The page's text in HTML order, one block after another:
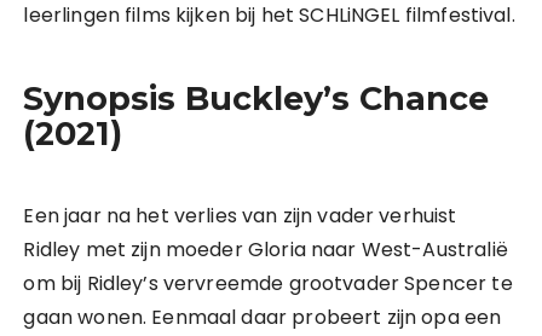
leerlingen films kijken bij het SCHLiNGEL filmfestival.
Synopsis Buckley’s Chance
(2021)
Een jaar na het verlies van zijn vader verhuist
Ridley met zijn moeder Gloria naar West-Australië
om bij Ridley’s vervreemde grootvader Spencer te
gaan wonen. Eenmaal daar probeert zijn opa een